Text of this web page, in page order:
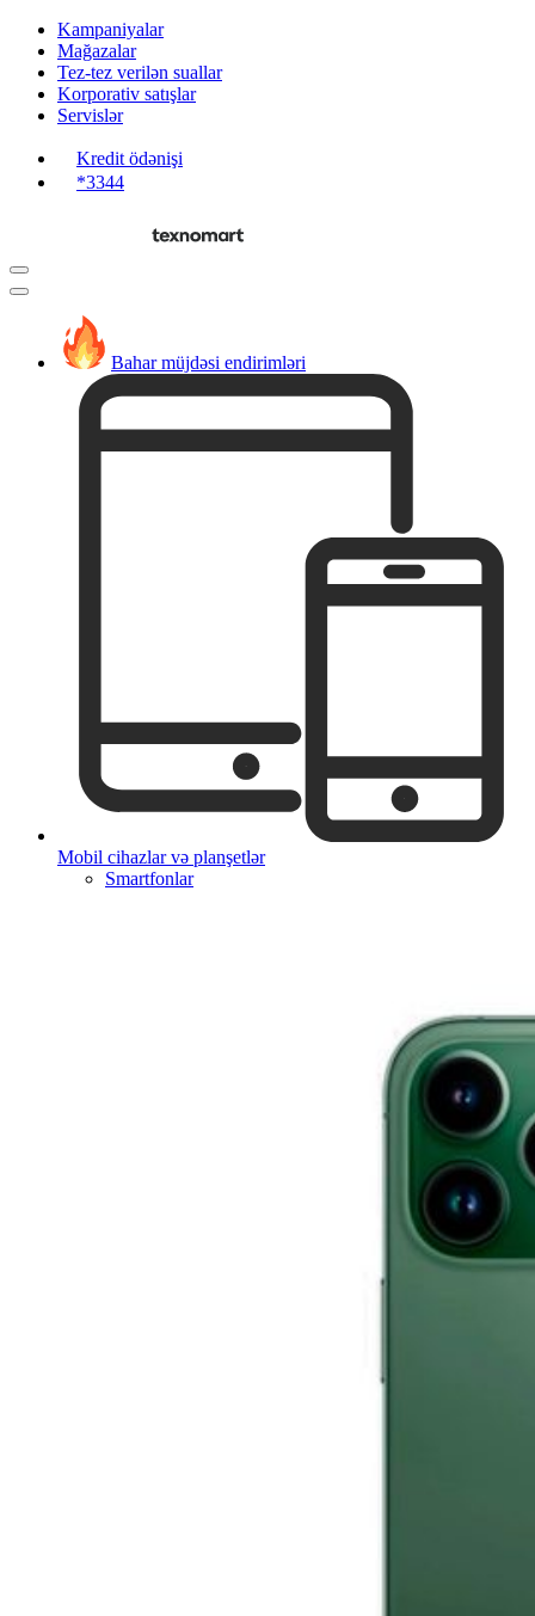
Kampaniyalar
Mağazalar
Tez-tez verilən suallar
Korporativ satışlar
Servislər
Kredit ödənişi
*3344
Bahar müjdəsi endirimləri
Mobil cihazlar və planşetlər
Smartfonlar